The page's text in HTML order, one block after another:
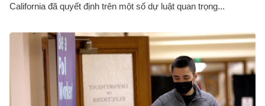
California đã quyết định trên một số dự luật quan trọng...